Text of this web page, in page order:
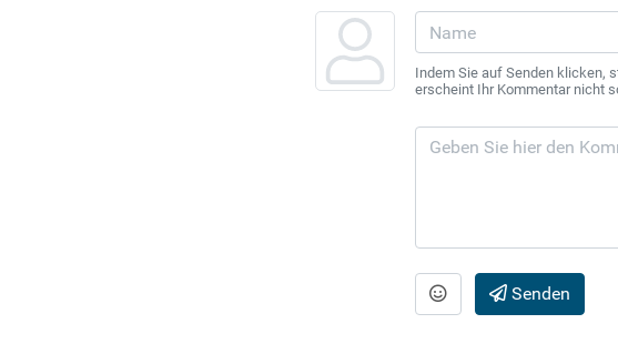
Indem Sie auf Senden klicken,
erscheint Ihr Kommentar nicht
Senden